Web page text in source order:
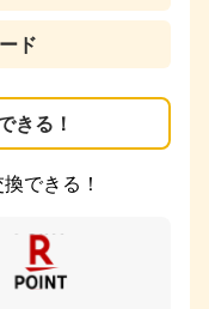
ド
きる！
できる！